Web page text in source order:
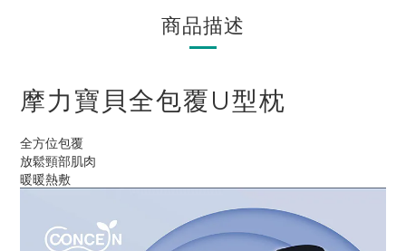
商品描述
摩力寶貝全包覆U型枕
全方位包覆
放鬆頸部肌肉
暖暖熱敷